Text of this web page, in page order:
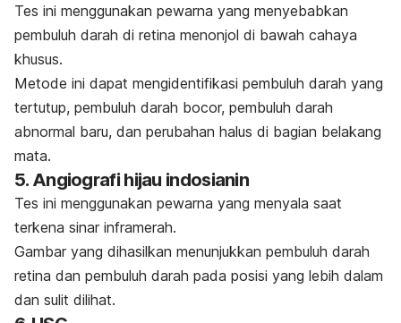
Tes ini menggunakan pewarna yang menyebabkan
pembuluh darah di retina menonjol di bawah cahaya
khusus.
Metode ini dapat mengidentifikasi pembuluh darah yang
tertutup, pembuluh darah bocor, pembuluh darah
abnormal baru, dan perubahan halus di bagian belakang
mata.
5. Angiografi hijau indosianin
Tes ini menggunakan pewarna yang menyala saat
terkena sinar inframerah.
Gambar yang dihasilkan menunjukkan pembuluh darah
retina dan pembuluh darah pada posisi yang lebih dalam
dan sulit dilihat.